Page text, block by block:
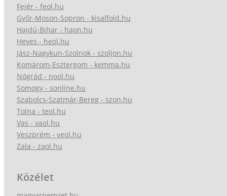
Fejér - feol.hu
Győr-Moson-Sopron - kisalfold.hu
Hajdú-Bihar - haon.hu
Heves - heol.hu
Jász-Nagykun-Szolnok - szoljon.hu
Komárom-Esztergom - kemma.hu
Nógrád - nool.hu
Somogy - sonline.hu
Szabolcs-Szatmár-Bereg - szon.hu
Tolna - teol.hu
Vas - vaol.hu
Veszprém - veol.hu
Zala - zaol.hu
Közélet